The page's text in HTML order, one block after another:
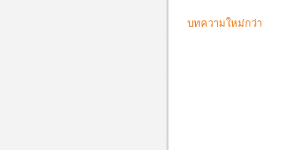
บทความใหม่กว่า